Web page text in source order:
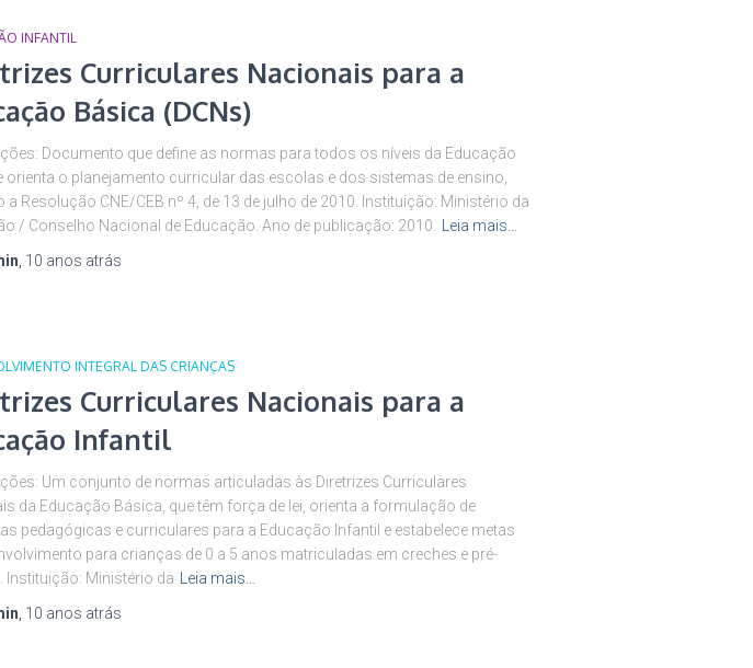
INFANTIL
Curriculares Nacionais para a
Básica (DCNs)
Documento que define as normas para todos os níveis da Educação
orienta o planejamento curricular das escolas e dos sistemas de ensino,
a Resolução CNE/CEB nº 4, de 13 de julho de 2010. Instituição: Ministério da
/ Conselho Nacional de Educação. Ano de publicação: 2010.
Leia mais…
10 anos atrás
INTEGRAL DAS CRIANÇAS
Curriculares Nacionais para a
Infantil
Um conjunto de normas articuladas às Diretrizes Curriculares
da Educação Básica, que têm força de lei, orienta a formulação de
pedagógicas e curriculares para a Educação Infantil e estabelece metas
para crianças de 0 a 5 anos matriculadas em creches e pré-
Instituição: Ministério da
Leia mais…
10 anos atrás